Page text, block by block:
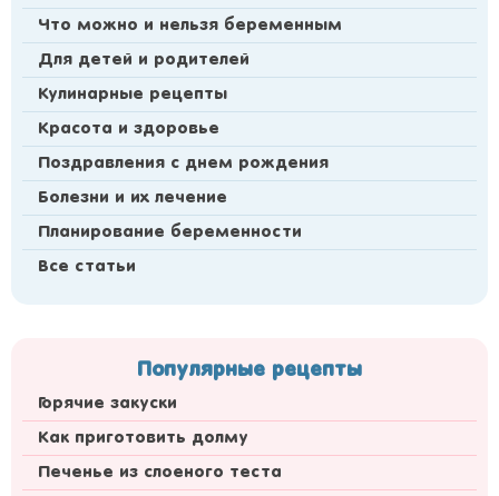
Что можно и нельзя беременным
Для детей и родителей
Кулинарные рецепты
Красота и здоровье
Поздравления с днем рождения
Болезни и их лечение
Планирование беременности
Все статьи
Популярные рецепты
Горячие закуски
Как приготовить долму
Печенье из слоеного теста